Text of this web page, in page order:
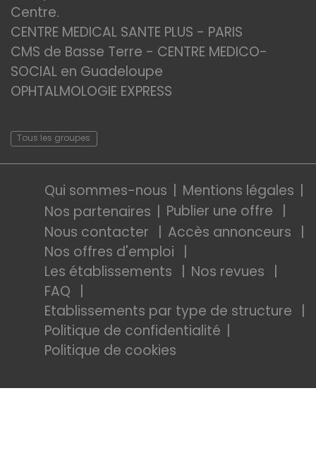
Centre.
CENTRE MEDICAL SANTE PLUS - PARIS
CMS de Basse Terre - CENTRE MEDICO-
SOCIAL en Guadeloupe
OPHTALMOLOGIE EXPRESS
Tous les groupes
Qui sommes-nous
Mentions légales
Nos partenaires
Publier une offre
Nous contacter
Accès annonceurs
Nos offres d'emploi
Les établissements
Nos revues
FAQ
Etablissements par type de structure
Politique de confidentialité
Politique de cookies